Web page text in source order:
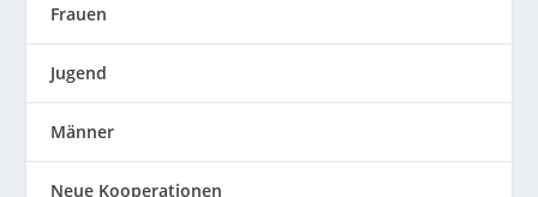
Frauen
Jugend
Männer
Neue Kooperationen